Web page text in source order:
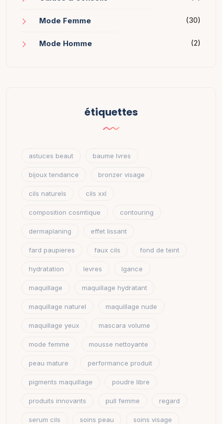
Mode Femme (30)
Mode Homme (2)
étiquettes
astuces beaut baume lvres
bijoux tendance bronzer visage
cils naturels cils xxl
composition cosmtique contouring
dermaplaning effet lissant
fard paupieres faux cils fond de teint
hydratation levres lgance
maquillage maquillage hydratant
maquillage naturel maquillage nude
maquillage yeux mascara volume
mode femme mousse nettoyante
peau mature performance produit
pigments maquillage poudre libre
produits innovants pull femme regard
serum cils soins peau soins visage